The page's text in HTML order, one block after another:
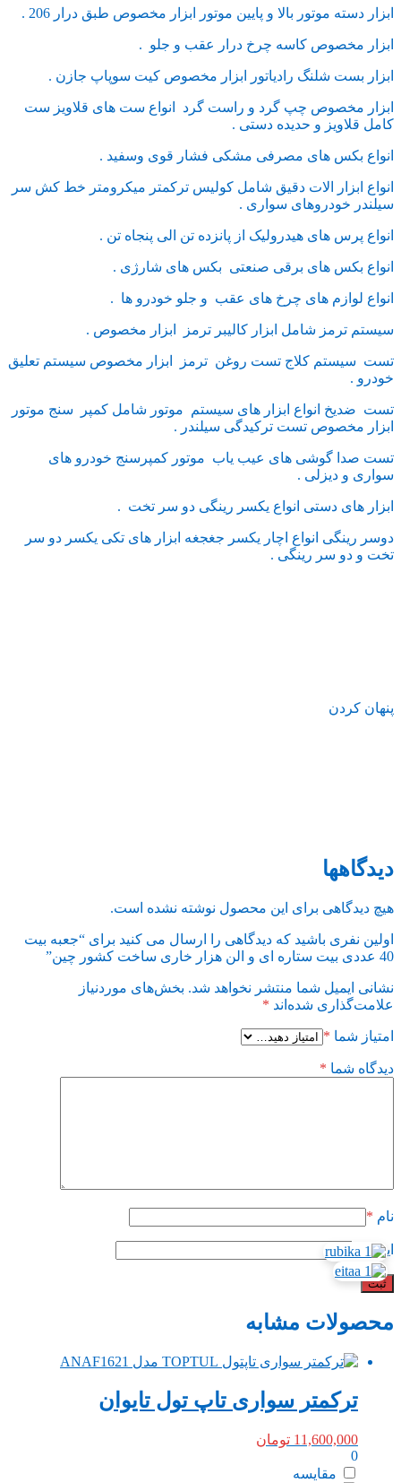
ابزار دسته موتور بالا و پایین موتور ابزار مخصوص طبق درار 206 .
ابزار مخصوص کاسه چرخ درار عقب و جلو .
ابزار بست شلنگ رادیاتور ابزار مخصوص کیت سوپاپ جازن .
ابزار مخصوص چپ گرد و راست گرد انواع ست های قلاویز ست
کامل قلاویز و حدیده دستی .
انواع بکس های مصرفی مشکی فشار قوی وسفید .
انواع ابزار الات دقیق شامل کولیس ترکمتر میکرومتر خط کش سر
سیلندر خودروهای سواری .
انواع پرس های هیدرولیک از پانزده تن الی پنجاه تن .
انواع بکس های برقی صنعتی بکس های شارژی .
انواع لوازم های چرخ های عقب و جلو خودرو ها .
سیستم ترمز شامل ابزار کالیبر ترمز ابزار مخصوص .
تست سیستم کلاج تست روغن ترمز ابزار مخصوص سیستم تعلیق
خودرو .
تست ضدیخ انواع ابزار های سیستم موتور شامل کمپر سنج موتور
ابزار مخصوص تست ترکیدگی سیلندر .
تست صدا گوشی های عیب یاب موتور کمپرسنج خودرو های
سواری و دیزلی .
ابزار های دستی انواع یکسر رینگی دو سر تخت .
دوسر رینگی انواع اچار یکسر جغجغه ابزار های تکی یکسر دو سر
تخت و دو سر رینگی .
پنهان کردن
دیدگاهها
هیچ دیدگاهی برای این محصول نوشته نشده است.
اولین نفری باشید که دیدگاهی را ارسال می کنید برای “جعبه بیت
40 عددی بیت ستاره ای و الن هزار خاری ساخت کشور چین”
نشانی ایمیل شما منتشر نخواهد شد. بخش‌های موردنیاز
علامت‌گذاری شده‌اند *
امتیاز شما *
دیدگاه شما *
نام *
ایمیل *
محصولات مشابه
ترکمتر سواری تاپ تول تایوان
11,600,000 تومان
0
مقایسه